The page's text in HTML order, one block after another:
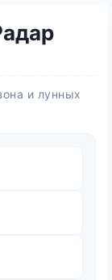
и лунных